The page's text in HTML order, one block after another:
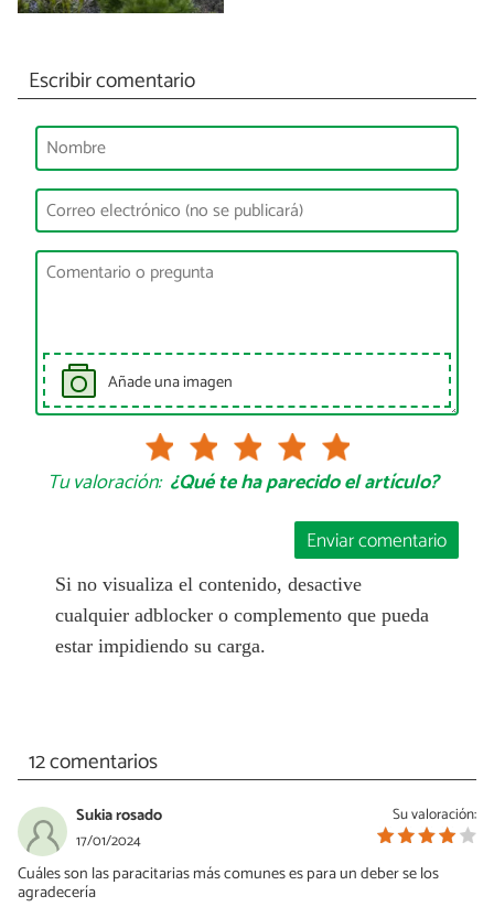
Escribir comentario
Añade una imagen
Tu valoración: ¿Qué te ha parecido el artículo?
Enviar comentario
Si no visualiza el contenido, desactive
cualquier adblocker o complemento que pueda
estar impidiendo su carga.
12 comentarios
Su valoración:
Sukia rosado
17/01/2024
Cuáles son las paracitarias más comunes es para un deber se los
agradecería